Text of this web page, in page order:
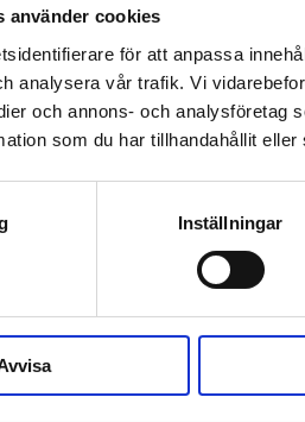
använder cookies
för att anpassa
analysera vår trafik. Vi
och annons- och analysföretag
som du har tillhandahållit
Inställningar
018-430 40 00
(kl 10–12, 14–16)
018-430 40 50